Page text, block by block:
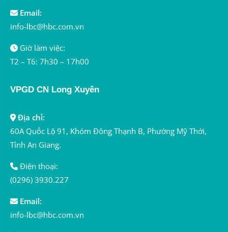
Email:
info-lbc@hbc.com.vn
Giờ làm việc:
T2 – T6: 7h30 – 17h00
VPGD CN Long Xuyên
Địa chỉ:
60A Quốc Lộ 91, Khóm Đông Thạnh B, Phường Mỹ Thới,
Tỉnh An Giang.
Điện thoại:
(0296) 3930.227
Email:
info-lbc@hbc.com.vn